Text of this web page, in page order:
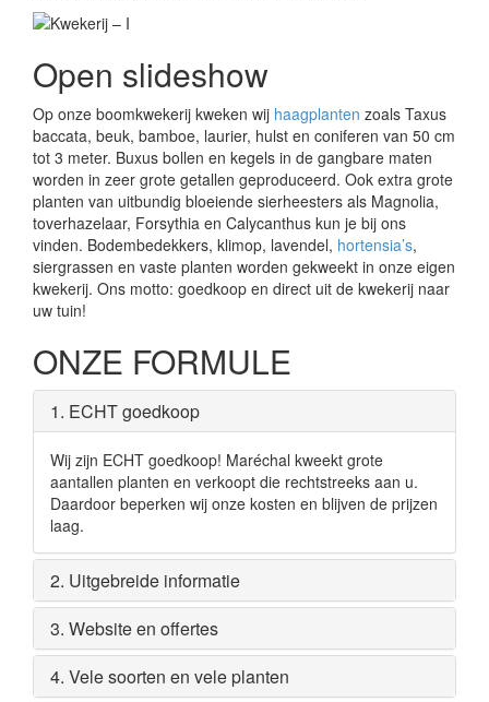
Open slideshow
Op onze boomkwekerij kweken wij haagplanten zoals Taxus
baccata, beuk, bamboe, laurier, hulst en coniferen van 50 cm
tot 3 meter. Buxus bollen en kegels in de gangbare maten
worden in zeer grote getallen geproduceerd. Ook extra grote
planten van uitbundig bloeiende sierheesters als Magnolia,
toverhazelaar, Forsythia en Calycanthus kun je bij ons
vinden. Bodembedekkers, klimop, lavendel, hortensia’s,
siergrassen en vaste planten worden gekweekt in onze eigen
kwekerij. Ons motto: goedkoop en direct uit de kwekerij naar
uw tuin!
ONZE FORMULE
1. ECHT goedkoop
Wij zijn ECHT goedkoop! Maréchal kweekt grote
aantallen planten en verkoopt die rechtstreeks aan u.
Daardoor beperken wij onze kosten en blijven de prijzen
laag.
2. Uitgebreide informatie
3. Website en offertes
4. Vele soorten en vele planten